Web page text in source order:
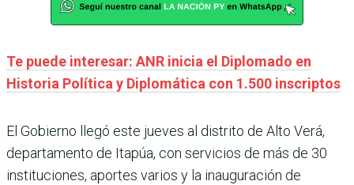
Te puede interesar: ANR inicia el Diplomado en
Historia Política y Diplomática con 1.500 inscriptos
El Gobierno llegó este jueves al distrito de Alto Verá,
departamento de Itapúa, con servicios de más de 30
instituciones, aportes varios y la inauguración de